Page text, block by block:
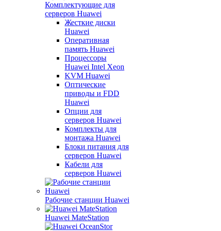
Комплектующие для
серверов Huawei
Жесткие диски
Huawei
Оперативная
память Huawei
Процессоры
Huawei Intel Xeon
KVM Huawei
Оптические
приводы и FDD
Huawei
Опции для
серверов Huawei
Комплекты для
монтажа Huawei
Блоки питания для
серверов Huawei
Кабели для
серверов Huawei
Рабочие станции Huawei
Huawei MateStation